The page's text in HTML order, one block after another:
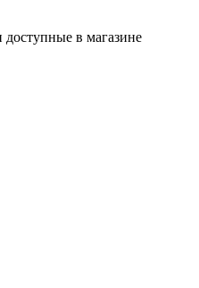
доступные в магазине